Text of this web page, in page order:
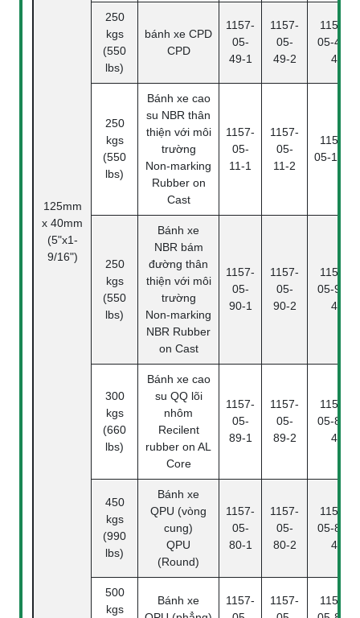
125mm
x 40mm
(5"x1-
9/16")
250
kgs
(550
lbs)
bánh xe CPD
CPD
1157-
05-
49-1
1157-
05-
49-2
1157-
05-49-
4
250
kgs
(550
lbs)
Bánh xe cao
su NBR thân
thiện với môi
trường
Non-marking
Rubber on
Cast
1157-
05-
11-1
1157-
05-
11-2
1157-
05-11-4
250
kgs
(550
lbs)
Bánh xe
NBR bám
đường thân
thiện với môi
trường
Non-marking
NBR Rubber
on Cast
1157-
05-
90-1
1157-
05-
90-2
1157-
05-90-
4
300
kgs
(660
lbs)
Bánh xe cao
su QQ lõi
nhôm
Recilent
rubber on AL
Core
1157-
05-
89-1
1157-
05-
89-2
1157-
05-89-
4
450
kgs
(990
lbs)
Bánh xe
QPU (vòng
cung)
QPU
(Round)
1157-
05-
80-1
1157-
05-
80-2
1157-
05-80-
4
500
kgs
Bánh xe
1157-
1157-
1157-